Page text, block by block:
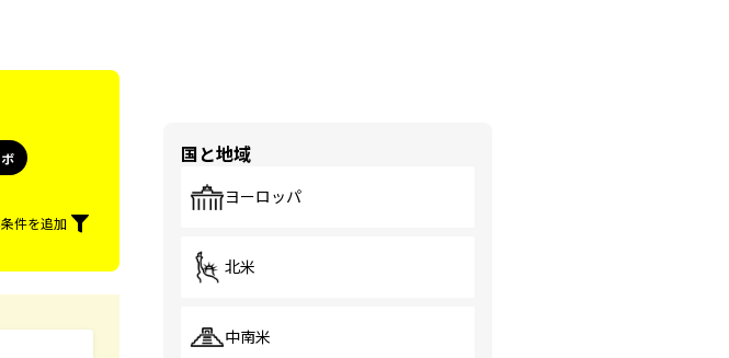
件を追加
国と地域
ヨーロッパ
北米
中南米